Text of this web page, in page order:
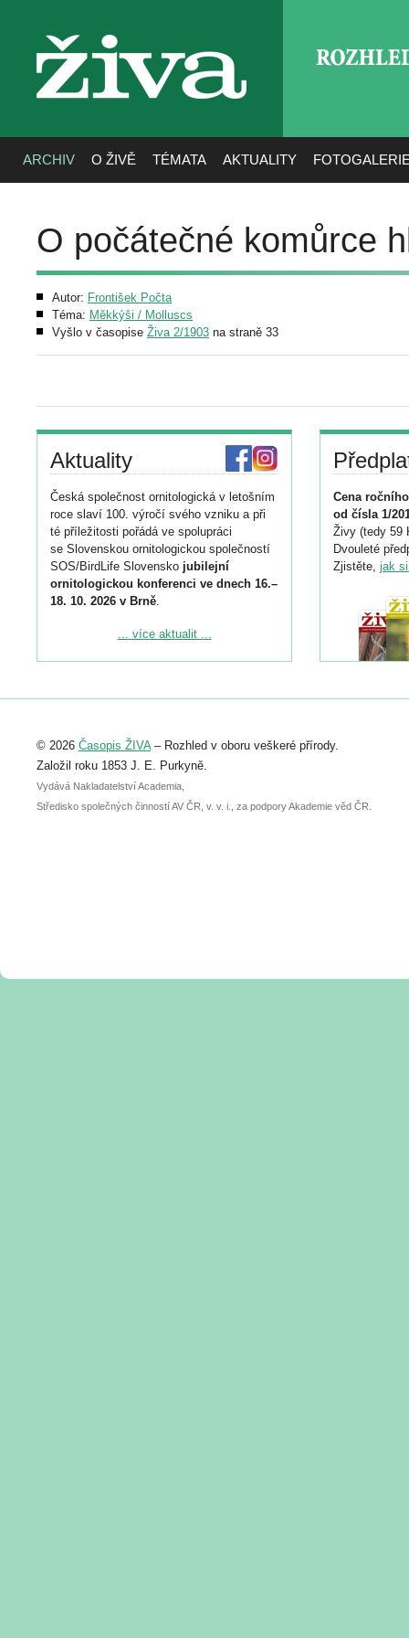
živa
ARCHIV O ŽIVĚ TÉMATA AKTUALITY
O počátečné komůrce
Autor: Frontišek Počta
Téma: Měkkýši / Molluscs
Vyšlo v časopise Živa 2/1903 na straně 33
Aktuality
Česká společnost ornitologická v letošním
roce slaví 100. výročí svého vzniku a při
té příležitosti pořádá ve spolupráci
se Slovenskou ornitologickou společností
SOS/BirdLife Slovensko jubilejní
ornitologickou konferenci ve dnech 16.–
18. 10. 2026 v Brně.
Podrobnější informace ke konferenci
Registrovat se můžete do 6. září.
abstraktu přihlášené přednášky nebo
posteru je už 30. června.
... více aktualit ...
Cena
od čísla 1/
Živy (tedy 59
Dvouleté
Zjistěte, jak
© 2026 Časopis ŽIVA– Rozhled v oboru veškeré přírody.
Založil roku 1853 J. E. Purkyně.
Vydává Nakladatelství Academia,
Středisko společných činností AV ČR, v. v. i., za podpory Akademie věd ČR.